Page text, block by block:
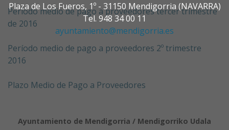
Plaza de Los Fueros, 1º - 31150 Mendigorria (NAVARRA)
Tel. 948 34 00 11
ayuntamiento@mendigorria.es
Período medio de pago a proveedores tercer trimestre
de 2016
Período medio de pago a proveedores 2º trimestre
2016
Plazo Medio de Pago a Proveedores
Ayuntamiento de Mendigorria / Mendigorriko Udala